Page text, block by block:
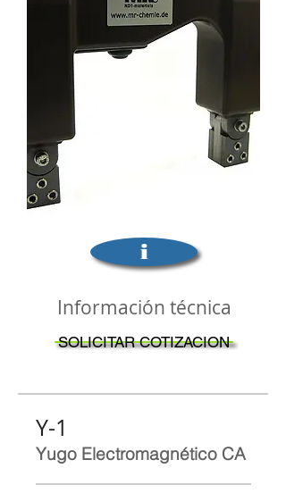
i
Información técnica
SOLICITAR COTIZACION
Y-1
Yugo Electromagnético CA